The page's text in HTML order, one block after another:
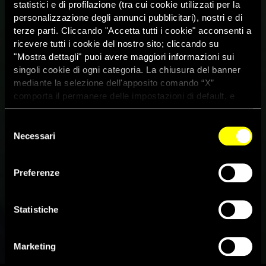
statistici e di profilazione (tra cui cookie utilizzati per la
personalizzazione degli annunci pubblicitari), nostri e di
terze parti. Cliccando "Accetta tutti i cookie" acconsenti a
ricevere tutti i cookie del nostro sito; cliccando su
"Mostra dettagli" puoi avere maggiori informazioni sui
singoli cookie di ogni categoria. La chiusura del banner
mediante la selezione dell'apposito comando “X”
comporta il permanere delle impostazioni di default, e
dunque la continuazione della navigazione con i cookie
dei cookie attivi sul sito clicca
delNecessari
Preferenze
Statistiche
Marketing
Cop30: “Le persone siano al
centro dei negoziati”
5 Novembre 2025